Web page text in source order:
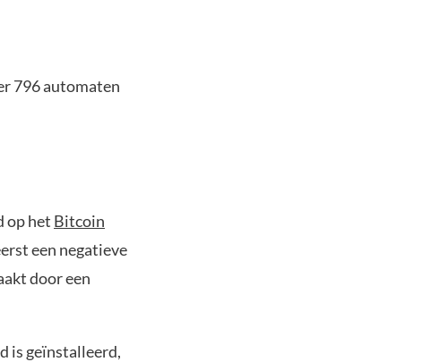
796 automaten
op het Bitcoin
een negatieve
door een
is geïnstalleerd,